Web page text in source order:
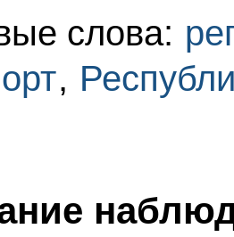
слова:
,